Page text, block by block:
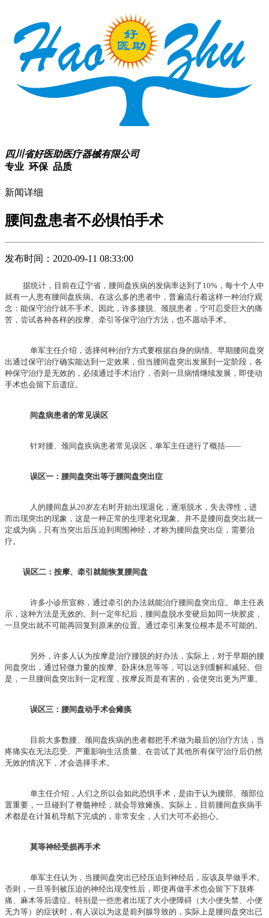
四川省好医助医疗器械有限公司
专业 环保 品质
新闻详细
腰间盘患者不必惧怕手术
发布时间：2020-09-11 08:33:00
据统计，目前在辽宁省，腰间盘疾病的发病率达到了10%，每十个人中
就有一人患有腰间盘疾病。在这么多的患者中，普遍流行着这样一种治疗观
念：能保守治疗就不手术。因此，许多腰脱、颈脱患者，宁可忍受巨大的痛
苦，尝试各种各样的按摩、牵引等保守治疗方法，也不愿动手术。
单军主任介绍，选择何种治疗方式要根据自身的病情。早期腰间盘突
出通过保守治疗确实能达到一定效果，但当腰间盘突出发展到一定阶段，各
种保守治疗是无效的，必须通过手术治疗，否则一旦病情继续发展，即使动
手术也会留下后遗症。
间盘病患者的常见误区
针对腰、颈间盘疾病患者常见误区，单军主任进行了概括——
误区一：腰间盘突出等于腰间盘突出症
人的腰间盘从20岁左右时开始出现退化，逐渐脱水，失去弹性，进
而出现突出的现象，这是一种正常的生理老化现象。并不是腰间盘突出就一
定成为病，只有当突出后压迫到周围神经，才称为腰间盘突出症，需要治
疗。
误区二：按摩、牵引就能恢复腰间盘
许多小诊所宣称，通过牵引的办法就能治疗腰间盘突出症。单主任表
示，这种方法是无效的。到一定年纪后，腰间盘脱水变硬后如同一块胶皮，
一旦突出就不可能再回复到原来的位置。通过牵引来复位根本是不可能的。
另外，许多人认为按摩是治疗腰脱的好办法，实际上，对于早期的腰
间盘突出，通过轻微力量的按摩、卧床休息等等，可以达到缓解和减轻。但
是，一旦腰间盘突出到一定程度，按摩反而是有害的，会使突出更为严重。
误区三：腰间盘动手术会瘫痪
目前大多数腰、颈间盘疾病的患者都把手术做为最后的治疗方法，当
疼痛实在无法忍受、严重影响生活质量、在尝试了其他所有保守治疗后仍然
无效的情况下，才会选择手术。
单主任介绍，人们之所以会如此恐惧手术，是由于认为腰部、颈部位
置重要，一旦碰到了脊髓神经，就会导致瘫痪。实际上，目前腰间盘疾病手
术都是在计算机导航下完成的，非常安全，人们大可不必担心。
莫等神经受损再手术
单军主任认为，当腰间盘突出已经压迫到神经后，应该及早做手术。
否则，一旦等到被压迫的神经出现变性后，即使再做手术也会留下下肢疼
痛、麻木等后遗症。特别是一些患者出现了大小便障碍（大小便失禁、小便
无力等）的症状时，有人误以为这是前列腺导致的，实际上是腰间盘突出已